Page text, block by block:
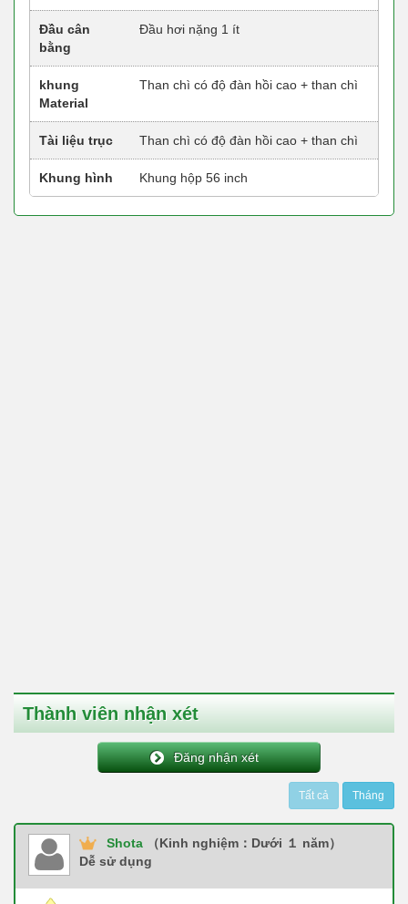
Đầu cân
bằng
Đầu hơi nặng 1 ít
khung
Material
Than chì có độ đàn hồi cao + than chì
Tài liệu trục Than chì có độ đàn hồi cao + than chì
Khung hình Khung hộp 56 inch
Thành viên nhận xét
Đăng nhận xét
Tất cả Tháng
Shota
（Kinh nghiệm：Dưới １ năm）
Dễ sử dụng